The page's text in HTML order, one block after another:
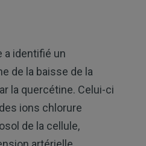
a identifié un
de la baisse de la
la quercétine. Celui-ci
ions chlorure
de la cellule,